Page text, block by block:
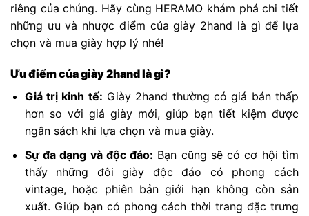
riêng của chúng. Hãy cùng HERAMO khám phá chi tiết
những ưu và nhược điểm của giày 2hand là gì để lựa
chọn và mua giày hợp lý nhé!
Ưu điểm của giày 2hand là gì?
Giá trị kinh tế: Giày 2hand thường có giá bán thấp
hơn so với giá giày mới, giúp bạn tiết kiệm được
ngân sách khi lựa chọn và mua giày.
Sự đa dạng và độc đáo: Bạn cũng sẽ có cơ hội tìm
thấy những đôi giày độc đáo có phong cách
vintage, hoặc phiên bản giới hạn không còn sản
xuất. Giúp bạn có phong cách thời trang đặc trưng